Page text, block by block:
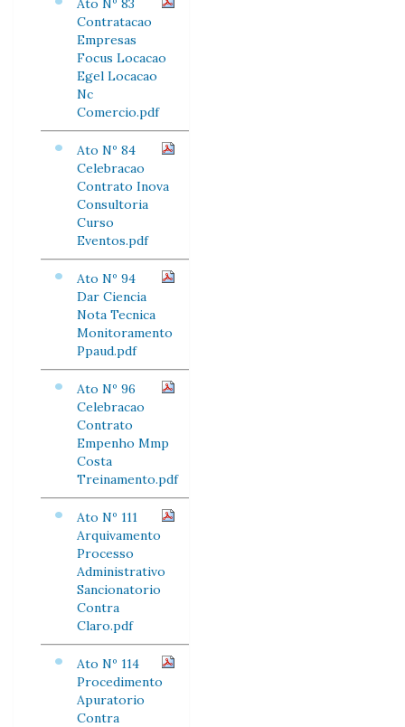
Ato Nº 83
Contratacao
Empresas
Focus Locacao
Egel Locacao
Nc
Comercio.pdf
Ato Nº 84
Celebracao
Contrato Inova
Consultoria
Curso
Eventos.pdf
Ato Nº 94
Dar Ciencia
Nota Tecnica
Monitoramento
Ppaud.pdf
Ato Nº 96
Celebracao
Contrato
Empenho Mmp
Costa
Treinamento.pdf
Ato Nº 111
Arquivamento
Processo
Administrativo
Sancionatorio
Contra
Claro.pdf
Ato Nº 114
Procedimento
Apuratorio
Contra